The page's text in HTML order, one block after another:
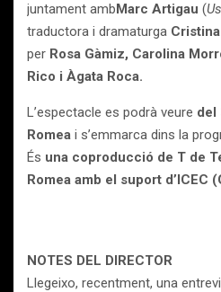
juntament ambMarc Artigau (
traductora i dramaturga
per Rosa Gàmiz, Carolina
Rico i Àgata Roca.
L’espectacle es podrà veure del
Romea i s’emmarca dins la
És una coproducció de T de
Romea amb el suport d’ICEC
NOTES DEL DIRECTOR
Llegeixo, recentment, una